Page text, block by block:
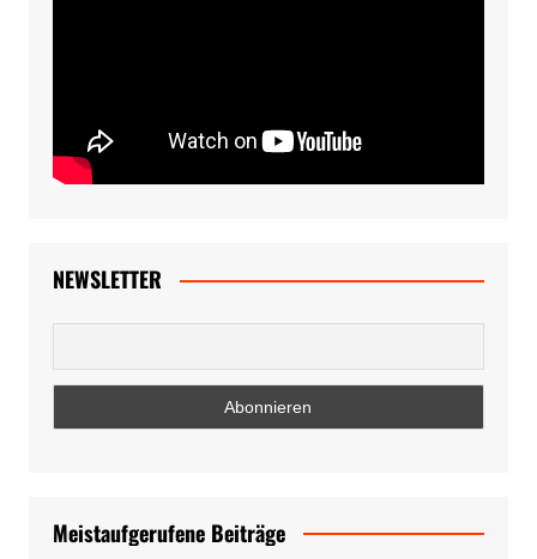
NEWSLETTER
Meistaufgerufene Beiträge